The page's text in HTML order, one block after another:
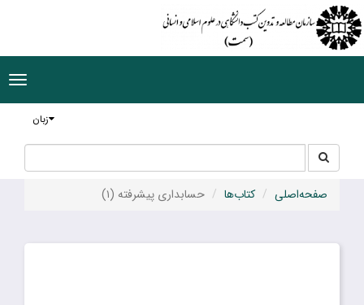
زبان
جستجو
در
سایت
صفحه‌اصلی کتاب‌ها حسابداری پیشرفته (۱)